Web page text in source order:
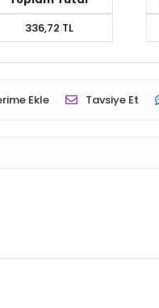
336,72 TL
Ekle Tavsiye Et